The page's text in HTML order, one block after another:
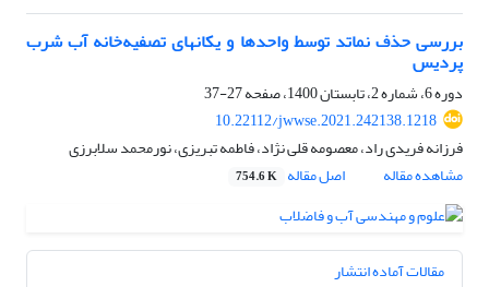
بررسی حذف نماتد توسط واحدها و یکان‎های تصفیه‌خانه آب شرب
پردیس
دوره 6، شماره 2، تابستان 1400، صفحه
27-37
10.22112/jwwse.2021.242138.1218
فرزانه فریدی راد، معصومه قلی نژاد، فاطمه تبریزی، نورمحمد سلابرزی
مشاهده مقاله
اصل مقاله 754.6 K
مقالات آماده انتشار